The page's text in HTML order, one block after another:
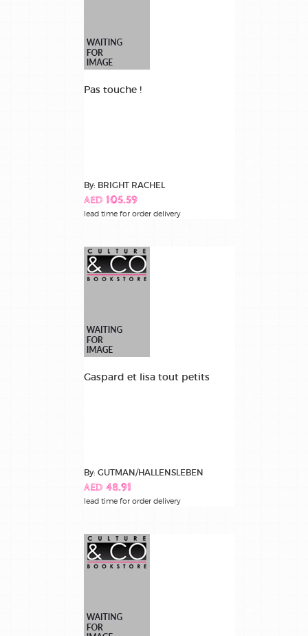
Pas touche !
By: BRIGHT RACHEL
AED 105.59
lead time for order delivery
Gaspard et lisa tout petits
By: GUTMAN/HALLENSLEBEN
AED 48.91
lead time for order delivery